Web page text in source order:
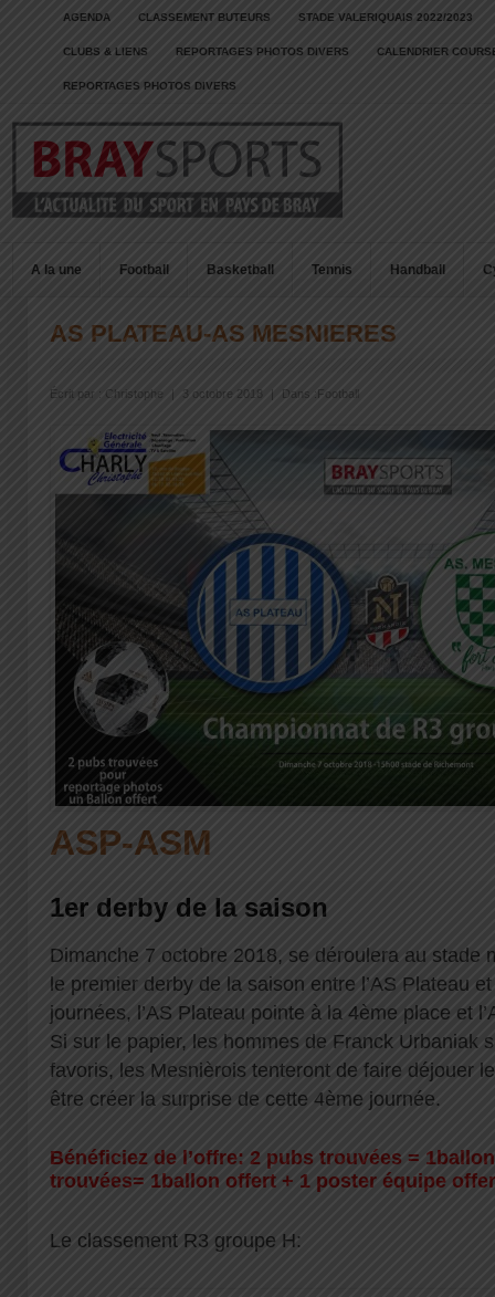
AGENDA CLASSEMENT BUTEURS STADE VALERIQUAIS 2022/2023
CLUBS & LIENS REPORTAGES PHOTOS DIVERS CALENDRIER
REPORTAGES PHOTOS DIVERS
A la une Football Basketball Tennis Handball
AS PLATEAU-AS MESNIERES
Écrit par : Christophe 3 octobre 2018 Dans : Football
ASP-ASM
1er derby de la saison
Dimanche 7 octobre 2018, se déroulera au stade
le premier derby de la saison entre l’AS Plateau
journées, l’AS Plateau pointe à la 4ème place et
Si sur le papier, les hommes de Franck Urbaniak
favoris, les Mesnièrois tenteront de faire déjouer
être créer la surprise de cette 4ème journée.
Bénéficiez de l’offre: 2 pubs trouvées =
trouvées= 1ballon offert + 1 poster équipe
Le classement R3 groupe H: